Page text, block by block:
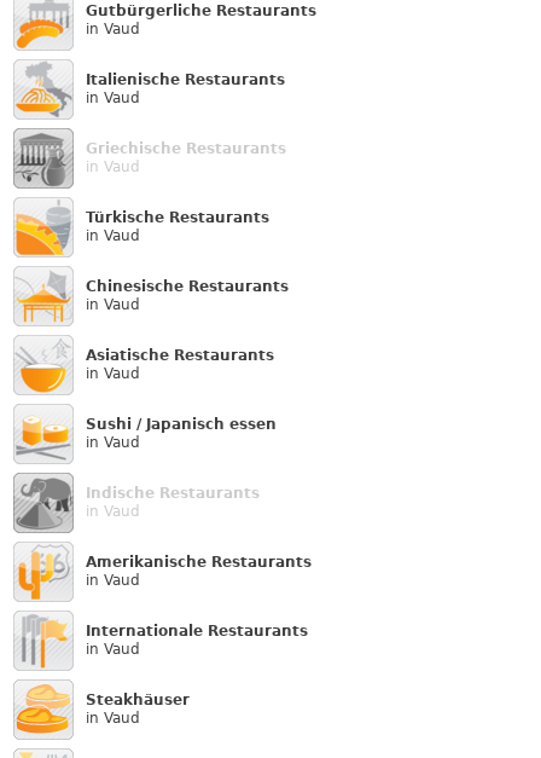
Gutbürgerliche Restaurants
in Vaud
Italienische Restaurants
in Vaud
Griechische Restaurants
in Vaud
Türkische Restaurants
in Vaud
Chinesische Restaurants
in Vaud
Asiatische Restaurants
in Vaud
Sushi / Japanisch essen
in Vaud
Indische Restaurants
in Vaud
Amerikanische Restaurants
in Vaud
Internationale Restaurants
in Vaud
Steakhäuser
in Vaud